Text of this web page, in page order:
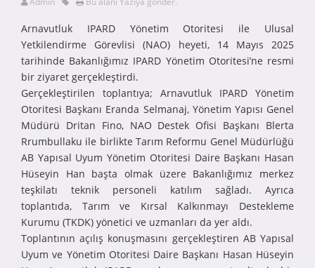
Arnavutluk IPARD Yönetim Otoritesi ile Ulusal
Yetkilendirme Görevlisi (NAO) heyeti, 14 Mayıs 2025
tarihinde Bakanlığımız IPARD Yönetim Otoritesi’ne resmi
bir ziyaret gerçekleştirdi.
Gerçekleştirilen toplantıya; Arnavutluk IPARD Yönetim
Otoritesi Başkanı Eranda Selmanaj, Yönetim Yapısı Genel
Müdürü Dritan Fino, NAO Destek Ofisi Başkanı Blerta
Rrumbullaku ile birlikte Tarım Reformu Genel Müdürlüğü
AB Yapısal Uyum Yönetim Otoritesi Daire Başkanı Hasan
Hüseyin Han başta olmak üzere Bakanlığımız merkez
teşkilatı teknik personeli katılım sağladı. Ayrıca
toplantıda, Tarım ve Kırsal Kalkınmayı Destekleme
Kurumu (TKDK) yönetici ve uzmanları da yer aldı.
Toplantının açılış konuşmasını gerçekleştiren AB Yapısal
Uyum ve Yönetim Otoritesi Daire Başkanı Hasan Hüseyin